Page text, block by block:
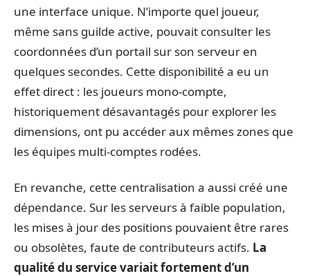
une interface unique. N’importe quel joueur,
même sans guilde active, pouvait consulter les
coordonnées d’un portail sur son serveur en
quelques secondes. Cette disponibilité a eu un
effet direct : les joueurs mono-compte,
historiquement désavantagés pour explorer les
dimensions, ont pu accéder aux mêmes zones que
les équipes multi-comptes rodées.
En revanche, cette centralisation a aussi créé une
dépendance. Sur les serveurs à faible population,
les mises à jour des positions pouvaient être rares
ou obsolètes, faute de contributeurs actifs. La
qualité du service variait fortement d’un